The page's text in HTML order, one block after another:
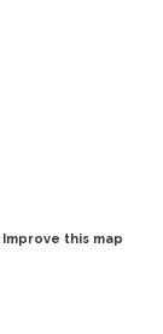
Improve this map